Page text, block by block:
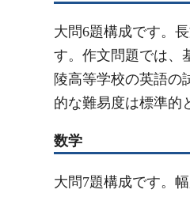
大問6題構成です。
す。作文問題では、
陵高等学校の英語の
的な難易度は標準的
数学
大問7題構成です。